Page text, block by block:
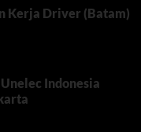
Kerja Driver (Batam)
Indonesia